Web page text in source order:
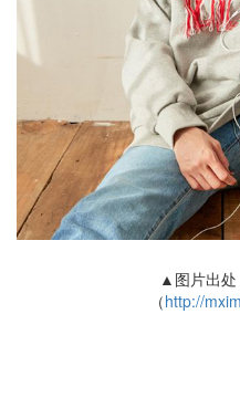
▲图片出处
（http://